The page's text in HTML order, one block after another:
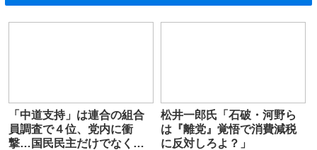
「中道支持」は連合の組合
員調査で４位、党内に衝
撃…国民民主だけでなく自
松井一郎氏「石破・河野ら
は『離党』覚悟で消費減税
に反対しろよ？」